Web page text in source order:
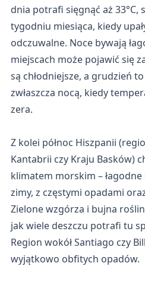
dnia potrafi sięgnąć aż 33°C,
tygodniu miesiąca, kiedy
odczuwalne. Noce bywają
miejscach może pojawić się
są chłodniejsze, a grudzień
zwłaszcza nocą, kiedy
zera.
Z kolei północ Hiszpanii
Kantabrii czy Kraju Basków)
klimatem morskim –
zimy, z częstymi opadami
Zielone wzgórza i bujna
jak wiele deszczu potrafi tu
Region wokół Santiago czy
wyjątkowo obfitych opadów.